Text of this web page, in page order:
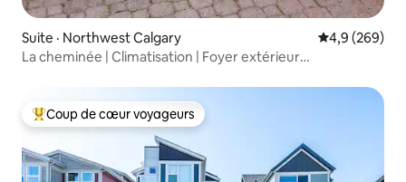
Suite · Northwest Calgary Note
4,9 (269)
La cheminée | Climatisation | Foyer extérieur
Coup de cœur voyageurs parmi les plus aimés
Coup de cœur voyageurs